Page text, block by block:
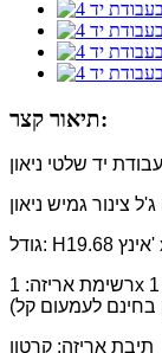
תיאור קצר:
רשימת אריזה: 1x שלט ניאון גלידה, ספק כוח 1x3A עם תקע, 2x וו
תיבת אריזה: קרטון